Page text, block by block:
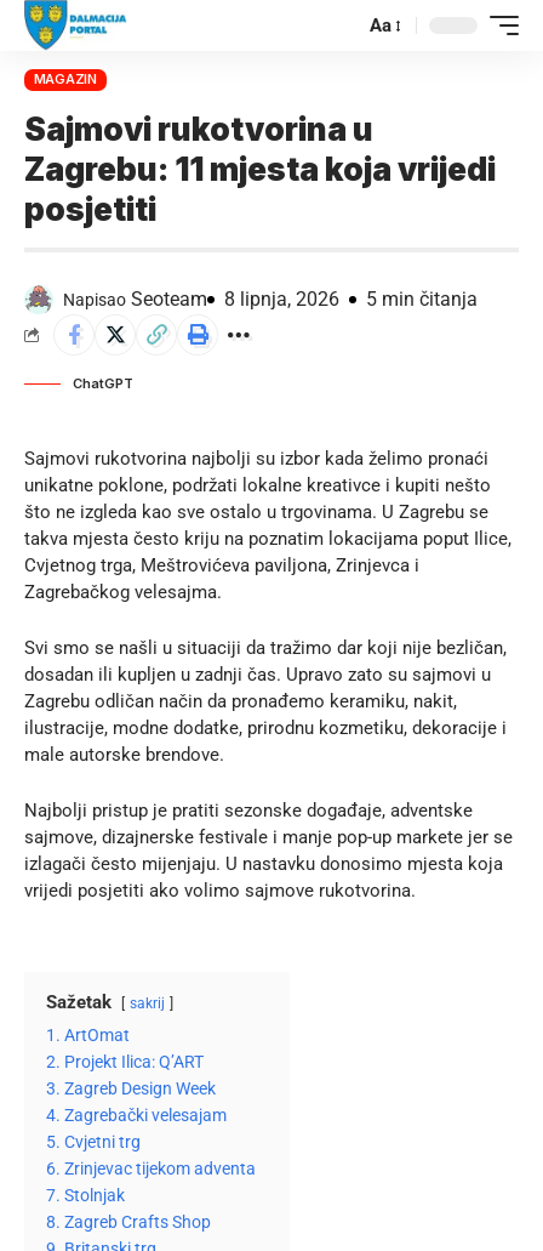
Aa
MAGAZIN
Sajmovi rukotvorina u
Zagrebu: 11 mjesta koja vrijedi
posjetiti
Napisao Seoteam 8 lipnja, 2026 5 min čitanja
ChatGPT
Sajmovi rukotvorina najbolji su izbor kada želimo pronaći
unikatne poklone, podržati lokalne kreativce i kupiti nešto
što ne izgleda kao sve ostalo u trgovinama. U Zagrebu se
takva mjesta često kriju na poznatim lokacijama poput Ilice,
Cvjetnog trga, Meštrovićeva paviljona, Zrinjevca i
Zagrebačkog velesajma.
Svi smo se našli u situaciji da tražimo dar koji nije bezličan,
dosadan ili kupljen u zadnji čas. Upravo zato su sajmovi u
Zagrebu odličan način da pronađemo keramiku, nakit,
ilustracije, modne dodatke, prirodnu kozmetiku, dekoracije i
male autorske brendove.
Najbolji pristup je pratiti sezonske događaje, adventske
sajmove, dizajnerske festivale i manje pop-up markete jer se
izlagači često mijenjaju. U nastavku donosimo mjesta koja
vrijedi posjetiti ako volimo sajmove rukotvorina.
Sažetak sakrij
1. ArtOmat
2. Projekt Ilica: Q’ART
3. Zagreb Design Week
4. Zagrebački velesajam
5. Cvjetni trg
6. Zrinjevac tijekom adventa
7. Stolnjak
8. Zagreb Crafts Shop